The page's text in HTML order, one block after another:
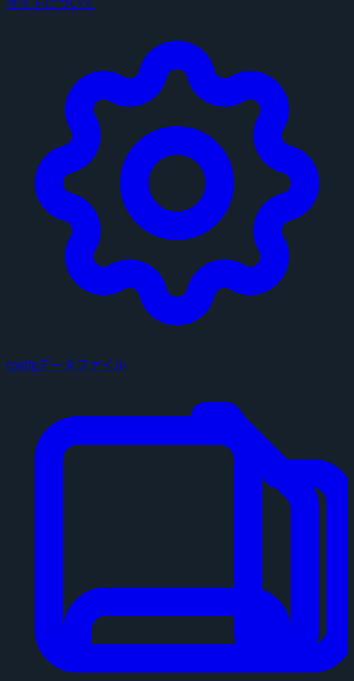
サイトについて
configデータファイル